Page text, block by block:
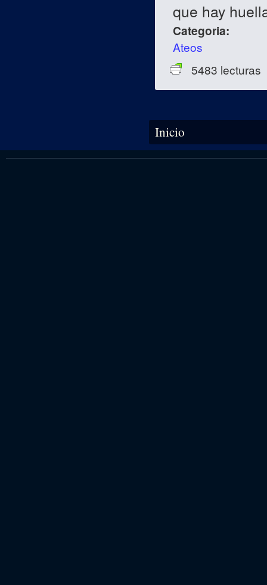
que hay
Categoria:
Ateos
5483 lecturas
Se encuentra usted aquí
Inicio